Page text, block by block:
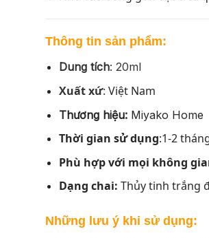
Thông tin sản phẩm:
Dung tích: 20ml
Xuất xứ: Việt Nam
Thương hiệu: Miyako Home
Thời gian sử dụng:1-2
Phù hợp với mọi không
Dạng chai: Thủy tinh trắng
Những lưu ý khi sử dụng: